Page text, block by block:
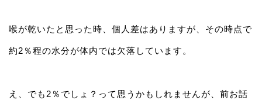
喉が乾いたと思った時、個人差はありますが、その時点で
約2％程の水分が体内では欠落しています。
え、でも2％でしょ？って思うかもしれませんが、前お話